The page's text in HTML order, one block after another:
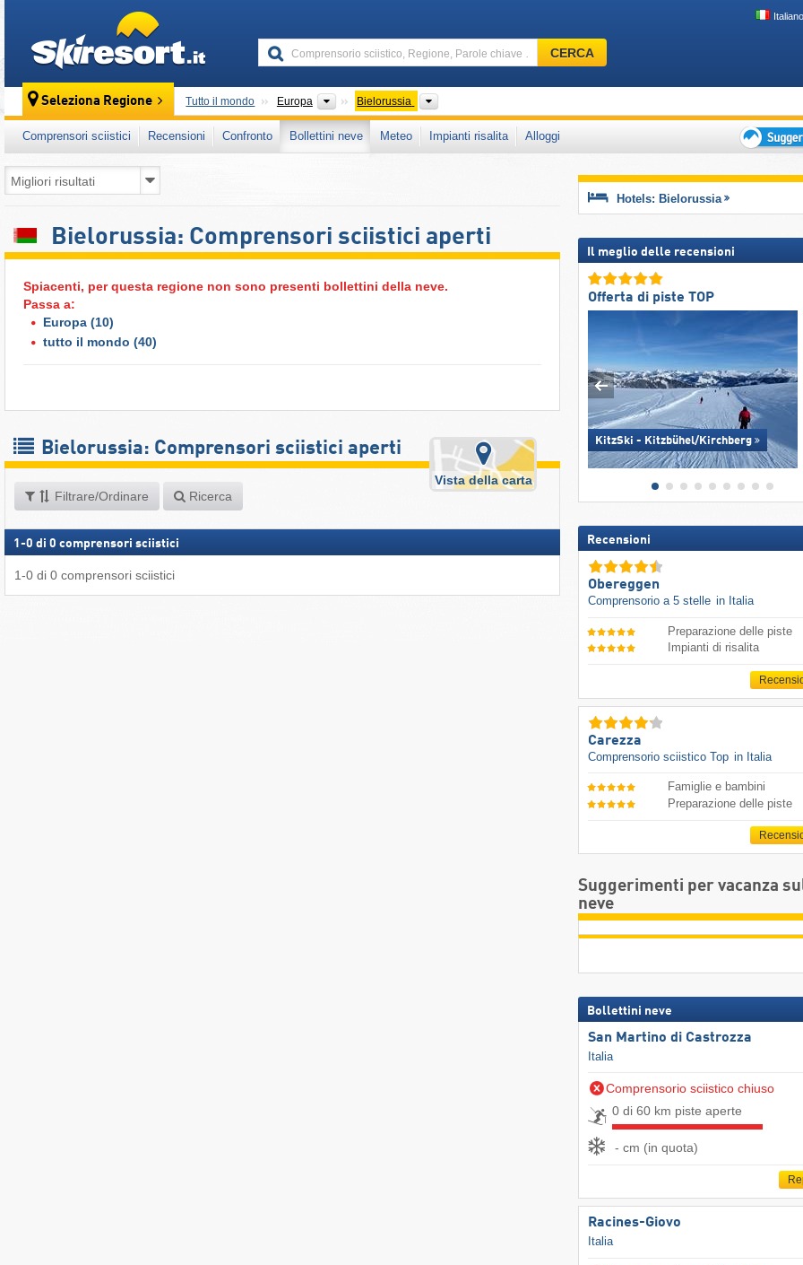
Italiano
Comprensorio
sciistico,
chiave
…
CERCA
Seleziona Regione Tutto il mondo Europa Continenti
Bielorussia
Comprensori sciistici Recensioni Confronto Bollettini neve Meteo Impianti risalita
Alloggi
per
Bielorussia: Comprensori sciistici aperti
Spiacenti, per questa regione non sono presenti bollettini della neve.
Passa a:
Europa (10)
tutto il mondo (40)
Bielorussia: Comprensori sciistici aperti
Filtrare/Ordinare Ricerca
Vista della carta
1 -0 di 0 comprensori sciistici
1-0 di 0 comprensori sciistici
Hotels: Bielorussia
Il meglio delle recensioni
Offerta di piste TOP
KitzSki - Kitzbühel/​Kirchberg
Recensioni
Obereggen
Comprensorio a 5 stelle in Italia
Preparazione delle piste
Impianti di risalita
Carezza
Comprensorio sciistico Top in Italia
Famiglie e bambini
Preparazione delle piste
Suggerimenti per vacanza
neve
Bollettini neve
San Martino di Castrozza
Italia
Comprensorio sciistico chiuso
0 di 60 km piste aperte
- cm (in quota)
Racines-Giovo
Italia